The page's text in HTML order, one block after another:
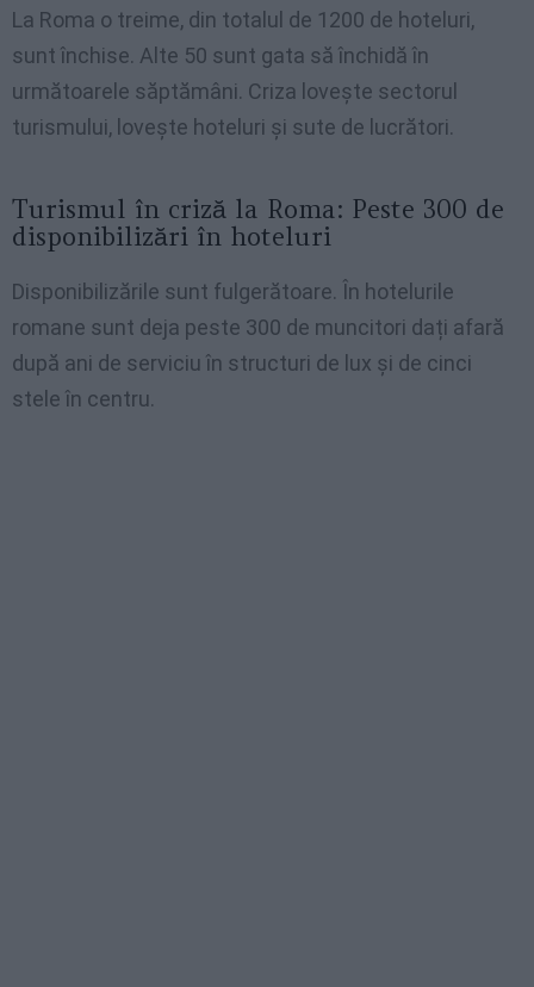
La Roma o treime, din totalul de 1200 de hoteluri,
sunt închise. Alte 50 sunt gata să închidă în
următoarele săptămâni. Criza lovește sectorul
turismului, lovește hoteluri și sute de lucrători.
Turismul în criză la Roma: Peste 300 de
disponibilizări în hoteluri
Disponibilizările sunt fulgerătoare. În hotelurile
romane sunt deja peste 300 de muncitori dați afară
după ani de serviciu în structuri de lux și de cinci
stele în centru.